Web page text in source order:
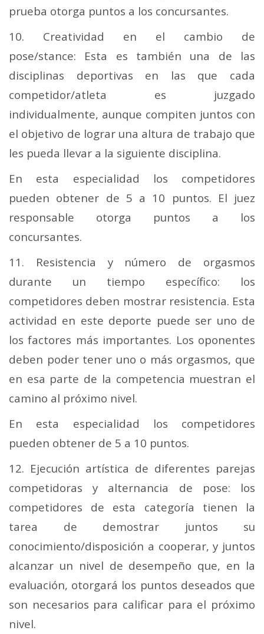
prueba otorga puntos a los concursantes.
10. Creatividad en el cambio de
pose/stance: Esta es también una de las
disciplinas deportivas en las que cada
competidor/atleta es juzgado
individualmente, aunque compiten juntos con
el objetivo de lograr una altura de trabajo que
les pueda llevar a la siguiente disciplina.
En esta especialidad los competidores
pueden obtener de 5 a 10 puntos. El juez
responsable otorga puntos a los
concursantes.
11. Resistencia y número de orgasmos
durante un tiempo específico: los
competidores deben mostrar resistencia. Esta
actividad en este deporte puede ser uno de
los factores más importantes. Los oponentes
deben poder tener uno o más orgasmos, que
en esa parte de la competencia muestran el
camino al próximo nivel.
En esta especialidad los competidores
pueden obtener de 5 a 10 puntos.
12. Ejecución artística de diferentes parejas
competidoras y alternancia de pose: los
competidores de esta categoría tienen la
tarea de demostrar juntos su
conocimiento/disposición a cooperar, y juntos
alcanzar un nivel de desempeño que, en la
evaluación, otorgará los puntos deseados que
son necesarios para calificar para el próximo
nivel.